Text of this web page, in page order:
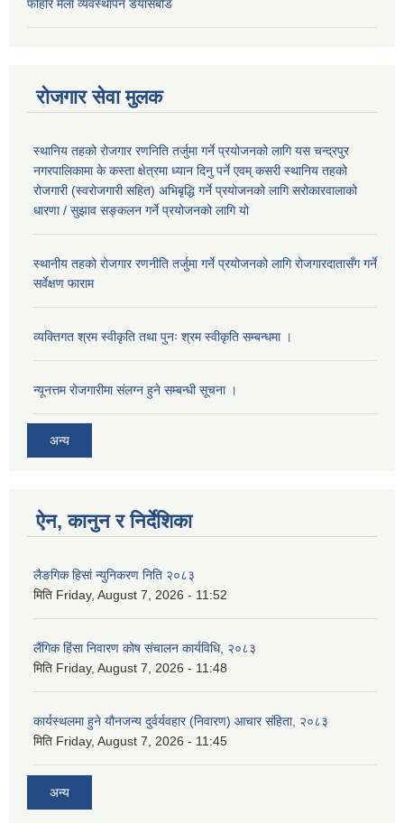
फोहोर मैला व्यवस्थापन डयासबोर्ड
रोजगार सेवा मुलक
स्थानिय तहको रोजगार रणनिति तर्जुमा गर्ने प्रयोजनको लागि यस चन्द्रपुर
नगरपालिकामा के कस्ता क्षेत्रमा ध्यान दिनु पर्ने एवम् कसरी स्थानिय तहको
रोजगारी (स्वरोजगारी सहित) अभिबृद्धि गर्ने प्रयोजनको लागि सरोकारवालाको
धारणा / सुझाव सङ्कलन गर्ने प्रयोजनको लागि यो
स्थानीय तहको रोजगार रणनीति तर्जुमा गर्ने प्रयोजनको लागि रोजगारदातासँग गर्ने
सर्वेक्षण फाराम
व्यक्तिगत श्रम स्वीकृति तथा पुनः श्रम स्वीकृति सम्बन्धमा ।
न्यूनत्तम रोजगारीमा संलग्न हुने सम्बन्धी सूचना ।
अन्य
ऐन, कानुन र निर्देशिका
लैङगिक हिसां न्युनिकरण निति २०८३
मिति Friday, August 7, 2026 - 11:52
लैंगिक हिंसा निवारण कोष संचालन कार्यविधि, २०८३
मिति Friday, August 7, 2026 - 11:48
कार्यस्थलमा हुने यौनजन्य दुर्वर्यवहार (निवारण) आचार संहिता, २०८३
मिति Friday, August 7, 2026 - 11:45
अन्य